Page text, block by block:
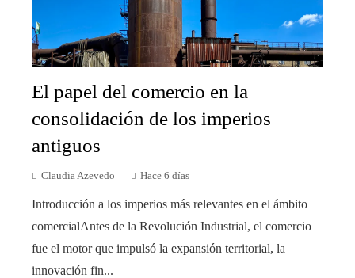
El papel del comercio en la
consolidación de los imperios
antiguos
Claudia Azevedo Hace 6 días
Introducción a los imperios más relevantes en el ámbito
comercialAntes de la Revolución Industrial, el comercio
fue el motor que impulsó la expansión territorial, la
innovación fin...